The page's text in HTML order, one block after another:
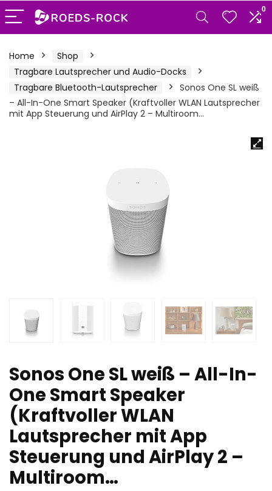
0
Home
Shop
Tragbare Lautsprecher und Audio-Docks
Tragbare Bluetooth-Lautsprecher
Sonos One SL weiß
– All-In-One Smart Speaker (Kraftvoller WLAN Lautsprecher
mit App Steuerung und AirPlay 2 – Multiroom…
Sonos One SL weiß – All-In-
One Smart Speaker
(Kraftvoller WLAN
Lautsprecher mit App
Steuerung und AirPlay 2 –
Multiroom…